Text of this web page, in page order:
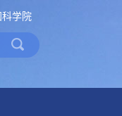
科学院